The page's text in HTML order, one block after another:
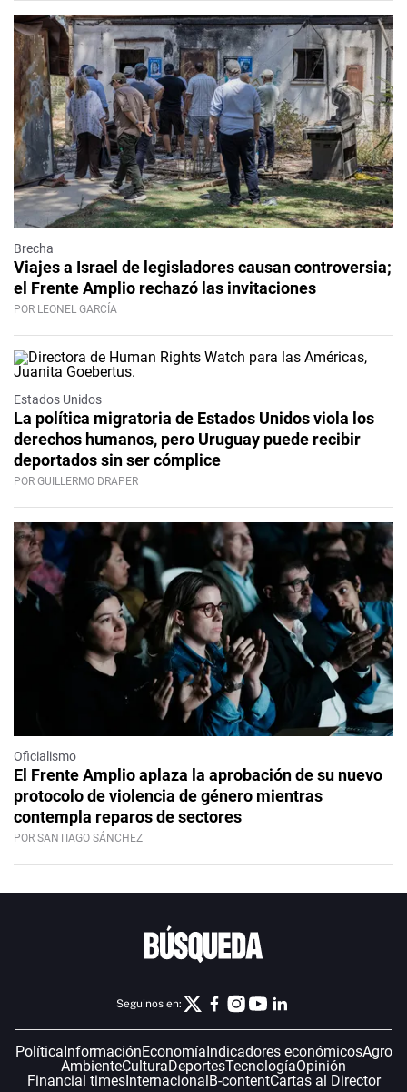
Brecha
Viajes a Israel de legisladores causan controversia;
el Frente Amplio rechazó las invitaciones
POR LEONEL GARCÍA
Estados Unidos
La política migratoria de Estados Unidos viola los
derechos humanos, pero Uruguay puede recibir
deportados sin ser cómplice
POR GUILLERMO DRAPER
Oficialismo
El Frente Amplio aplaza la aprobación de su nuevo
protocolo de violencia de género mientras
contempla reparos de sectores
POR SANTIAGO SÁNCHEZ
Seguinos en:
PolíticaInformaciónEconomíaIndicadores económicosAgro
AmbienteCulturaDeportesTecnologíaOpinión
Financial timesInternacionalB-contentCartas al Director